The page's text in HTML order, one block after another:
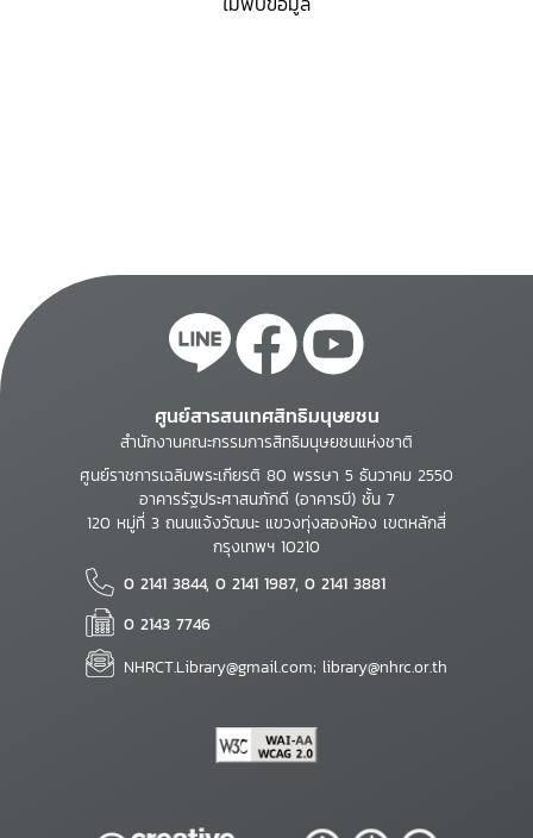
ศูนย์สารสนเทศสิทธิมนุษยชน
สำนักงานคณะกรรมการสิทธิมนุษยชนแห่งชาติ
ศูนย์ราชการเฉลิมพระเกียรติ 80 พรรษา 5 ธันวาคม 2550
อาคารรัฐประศาสนภักดี (อาคารบี) ชั้น 7
120 หมู่ที่ 3 ถนนแจ้งวัฒนะ แขวงทุ่งสองห้อง เขตหลักสี่
กรุงเทพฯ 10210
0 2141 3844, 0 2141 1987, 0 2141 3881
0 2143 7746
NHRCT.Library@gmail.com; library@nhrc.or.th